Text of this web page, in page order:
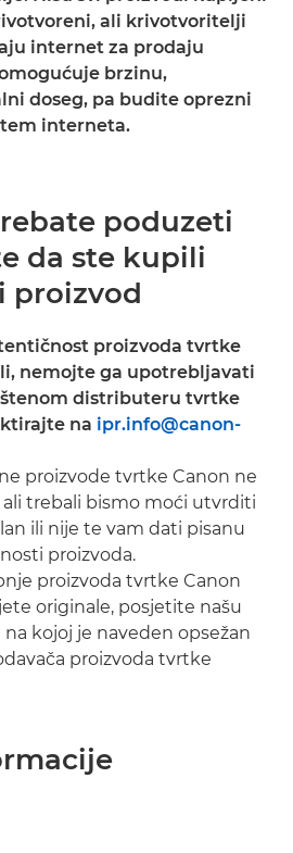
ali krivotvoritelji
internet za prodaju
brzinu,
doseg, pa budite oprezni
interneta.
poduzeti
da ste kupili
proizvod
proizvoda tvrtke
nemojte ga upotrebljavati
distributeru tvrtke
na ipr.info@canon-
proizvode tvrtke Canon ne
trebali bismo moći utvrditi
ili nije te vam dati pisanu
proizvoda.
proizvoda tvrtke Canon
originale, posjetite našu
na kojoj je naveden opsežan
proizvoda tvrtke